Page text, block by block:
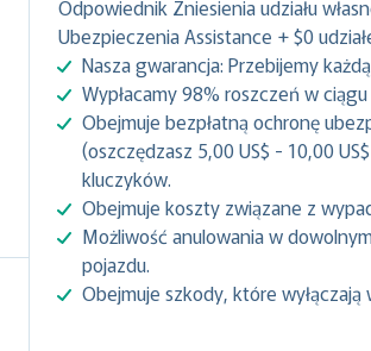
Odpowiednik Zniesienia udziału
Ubezpieczenia Assistance + $0
Nasza gwarancja: Przebijemy
Wypłacamy 98% roszczeń w
Obejmuje bezpłatną ochronę
(oszczędzasz 5,00 US$ - 10,00
kluczyków.
Obejmuje koszty związane z
Możliwość anulowania w
pojazdu.
Obejmuje szkody, które wyłączają